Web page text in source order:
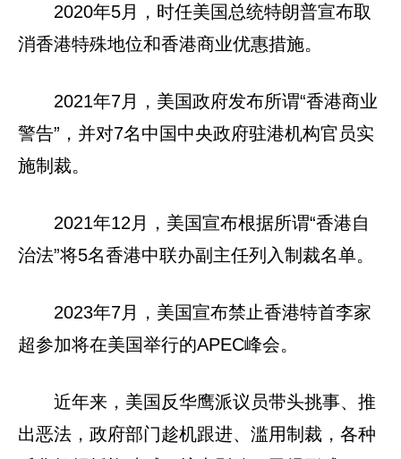
2020年5月，时任美国总统特朗普宣布取
消香港特殊地位和香港商业优惠措施。
2021年7月，美国政府发布所谓“香港商业
警告”，并对7名中国中央政府驻港机构官员实
施制裁。
2021年12月，美国宣布根据所谓“香港自
治法”将5名香港中联办副主任列入制裁名单。
2023年7月，美国宣布禁止香港特首李家
超参加将在美国举行的APEC峰会。
近年来，美国反华鹰派议员带头挑事、推
出恶法，政府部门趁机跟进、滥用制裁，各种